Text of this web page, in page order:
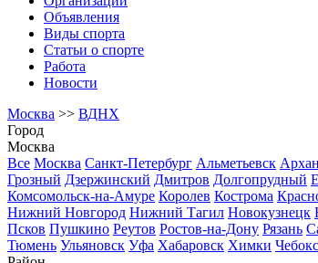
Объявления
Виды спорта
Статьи о спорте
Работа
Новости
Москва >> ВДНХ
Город
Москва
Все Москва Санкт-Петербург Альметьевск
Грозный Дзержинский Дмитров Долгопрудный
Комсомольск-на-Амуре Королев Кострома
Нижний Новгород Нижний Тагил Новокузнецк
Псков Пушкино Реутов Ростов-на-Дону Рязань
Тюмень Ульяновск Уфа Хабаровск Химки